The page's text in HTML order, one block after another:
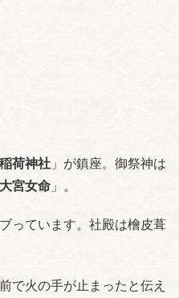
稲荷神社 」が鎮座。御祭神は
大宮女命 」。
っています。社殿は檜皮葺
で火の手が止まったと伝え